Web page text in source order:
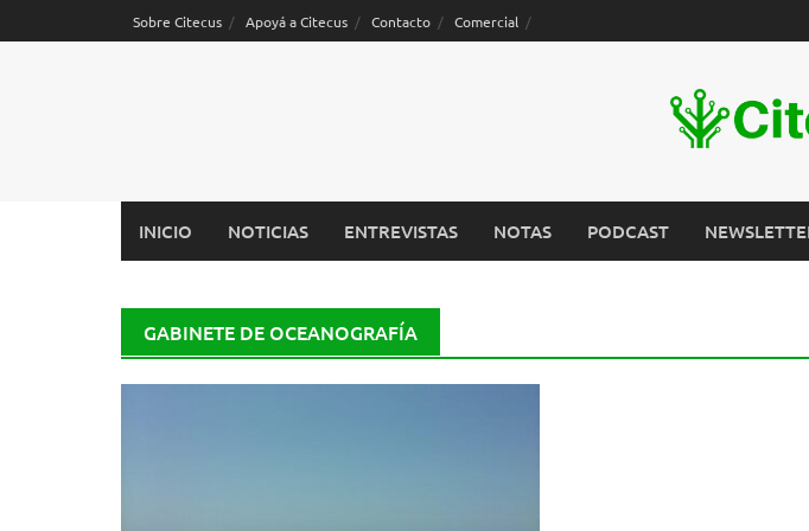
Sobre Citecus Apoyá a Citecus Contacto Comercial
INICIO NOTICIAS ENTREVISTAS NOTAS PODCAST
GABINETE DE OCEANOGRAFÍA